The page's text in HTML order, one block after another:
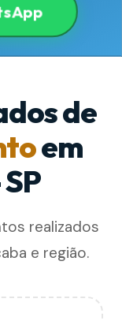
de
em
realizados
e região.